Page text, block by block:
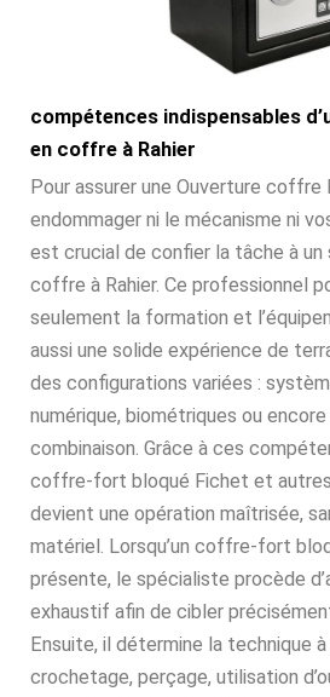
compétences indispensables
en coffre à Rahier
Pour assurer une Ouverture coffre
endommager ni le mécanisme ni
est crucial de confier la tâche à un
coffre à Rahier. Ce professionnel
seulement la formation et
aussi une solide expérience de
des configurations variées :
numérique, biométriques ou
combinaison. Grâce à ces
coffre-fort bloqué Fichet et
devient une opération maîtrisée,
matériel. Lorsqu’un coffre-fort
présente, le spécialiste procède
exhaustif afin de cibler
Ensuite, il détermine la technique
crochetage, perçage, utilisation